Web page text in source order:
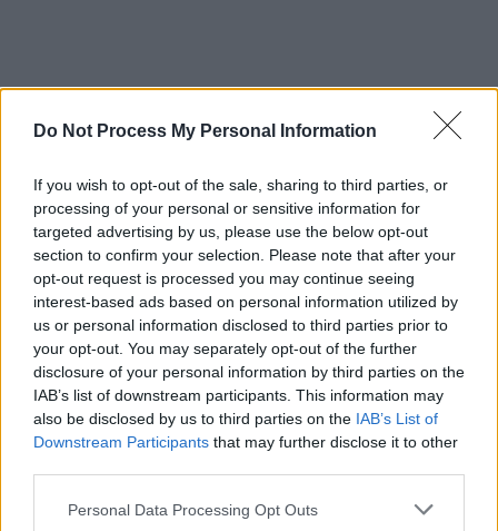
Do Not Process My Personal Information
If you wish to opt-out of the sale, sharing to third parties, or
processing of your personal or sensitive information for
targeted advertising by us, please use the below opt-out
section to confirm your selection. Please note that after your
opt-out request is processed you may continue seeing
interest-based ads based on personal information utilized by
us or personal information disclosed to third parties prior to
your opt-out. You may separately opt-out of the further
disclosure of your personal information by third parties on the
IAB’s list of downstream participants. This information may
also be disclosed by us to third parties on the IAB’s List of
Downstream Participants that may further disclose it to other
Please note that this website/app uses one or more Google
Personal Data Processing Opt Outs
Στη συνέχεια ο Αλέξανδρος Ρήγας μίλησε για
την επιστροφή της πολύ πετυχημένης
σειράς «Τι Ψυχή θα παραδώσεις μωρή», η
οποία θα επιστρέψει σε μορφή ταινιών. Ο
σεναριογράφος της σειράς αποκάλυψε και
τις τέσσερις ηθοποιούς που θα
πρωταγωνιστούν στις ταινίες του remake
και θα είναι τα κεντρικά πρόσωπα της